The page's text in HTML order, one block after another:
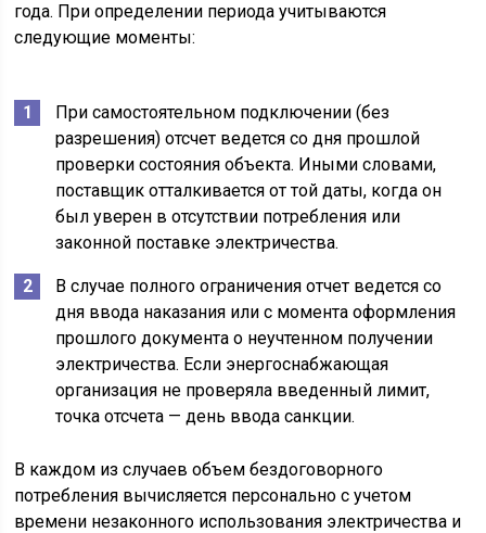
года. При определении периода учитываются
следующие моменты:
При самостоятельном подключении (без
разрешения) отсчет ведется со дня прошлой
проверки состояния объекта. Иными словами,
поставщик отталкивается от той даты, когда он
был уверен в отсутствии потребления или
законной поставке электричества.
В случае полного ограничения отчет ведется со
дня ввода наказания или с момента оформления
прошлого документа о неучтенном получении
электричества. Если энергоснабжающая
организация не проверяла введенный лимит,
точка отсчета — день ввода санкции.
В каждом из случаев объем бездоговорного
потребления вычисляется персонально с учетом
времени незаконного использования электричества и